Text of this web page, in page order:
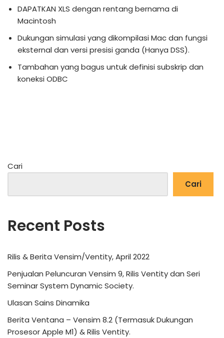
DAPATKAN XLS dengan rentang bernama di
Macintosh
Dukungan simulasi yang dikompilasi Mac dan fungsi
eksternal dan versi presisi ganda (Hanya DSS).
Tambahan yang bagus untuk definisi subskrip dan
koneksi ODBC
Cari
Cari
Recent Posts
Rilis & Berita Vensim/Ventity, April 2022
Penjualan Peluncuran Vensim 9, Rilis Ventity dan Seri
Seminar System Dynamic Society.
Ulasan Sains Dinamika
Berita Ventana – Vensim 8.2 (Termasuk Dukungan
Prosesor Apple M1) & Rilis Ventity.